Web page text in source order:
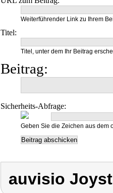
Weiterführender Link zu Ihrem
Titel:
Titel, unter dem Ihr Beitrag
Beitrag:
Sicherheits-Abfrage:
Geben Sie die Zeichen aus dem
auvisio